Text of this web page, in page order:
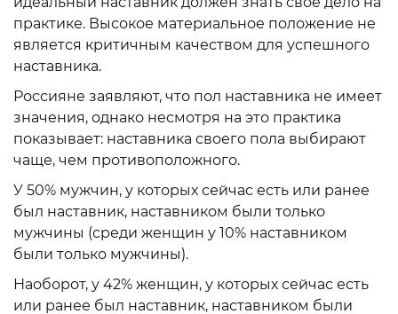
практике. Высокое материальное положение не
является критичным качеством для успешного
наставника.
Россияне заявляют, что пол наставника не имеет
значения, однако несмотря на это практика
показывает: наставника своего пола выбирают
чаще, чем противоположного.
У 50% мужчин, у которых сейчас есть или ранее
был наставник, наставником были только
мужчины (среди женщин у 10% наставником
были только мужчины).
Наоборот, у 42% женщин, у которых сейчас есть
или ранее был наставник, наставником были